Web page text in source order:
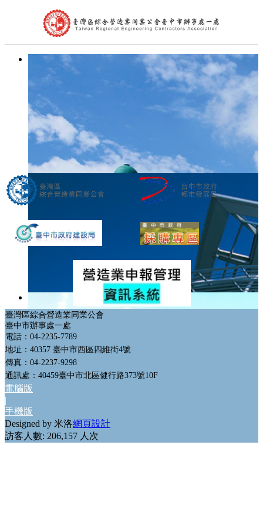
首頁
公會簡介
組織架構
理事長的話
處長的話
會員代表
會員查詢
最新消息
台中市政府公告
中央政府公告
其他公告
公會花絮
聯絡我們
政府機構連結
GO
臺灣區綜合營造業同業公會
臺中市辦事處一處
電話：04-2235-7789
地址：40357 臺中市西區四維街4號
傳真：04-2237-9298
通訊處：40459臺中市北區健行路373號10F
電腦版
|
手機版
Designed by 米洛網頁設計
訪客人數: 206,157 人次